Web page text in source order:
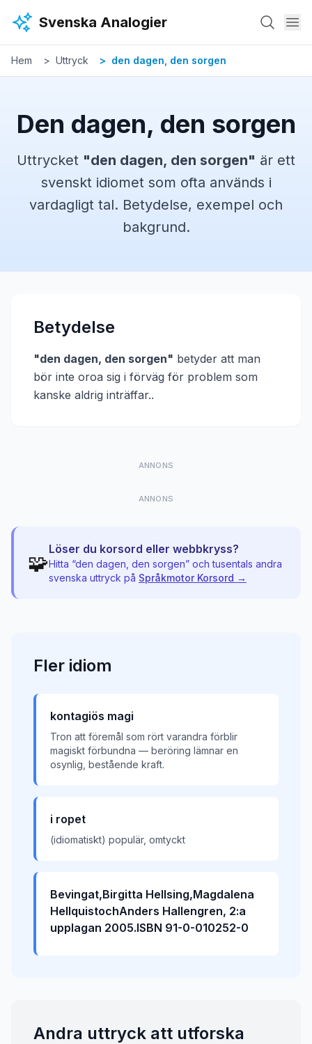
Svenska Analogier
Hem Uttryck den dagen, den sorgen
Den dagen, den sorgen
Uttrycket "den dagen, den sorgen" är ett
svenskt idiomet som ofta används i
vardagligt tal. Betydelse, exempel och
bakgrund.
Betydelse
"den dagen, den sorgen" betyder att man
bör inte oroa sig i förväg för problem som
kanske aldrig inträffar..
ANNONS
ANNONS
🧩
Löser du korsord eller webbkryss?
Hitta “den dagen, den sorgen” och tusentals andra
svenska uttryck på Språkmotor Korsord →
Fler idiom
kontagiös magi
Tron att föremål som rört varandra förblir
magiskt förbundna — beröring lämnar en
osynlig, bestående kraft.
i ropet
(idiomatiskt) populär, omtyckt
Bevingat,Birgitta Hellsing,Magdalena
HellquistochAnders Hallengren, 2:a
upplagan 2005.ISBN 91-0-010252-0
Andra uttryck att utforska